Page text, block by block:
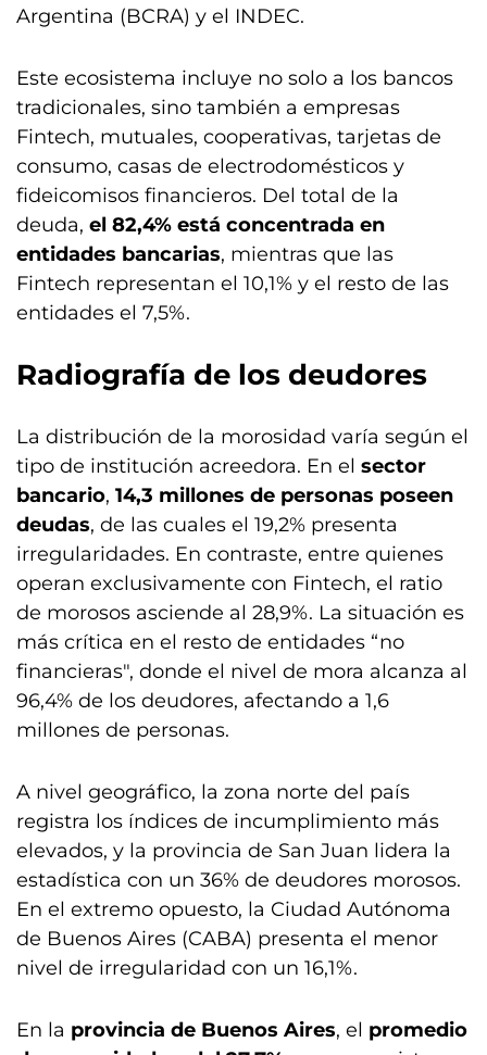
Argentina (BCRA) y el INDEC.
Este ecosistema incluye no solo a los bancos
tradicionales, sino también a empresas
Fintech, mutuales, cooperativas, tarjetas de
consumo, casas de electrodomésticos y
fideicomisos financieros. Del total de la
deuda, el 82,4% está concentrada en
entidades bancarias, mientras que las
Fintech representan el 10,1% y el resto de las
entidades el 7,5%.
Radiografía de los deudores
La distribución de la morosidad varía según el
tipo de institución acreedora. En el sector
bancario, 14,3 millones de personas poseen
deudas, de las cuales el 19,2% presenta
irregularidades. En contraste, entre quienes
operan exclusivamente con Fintech, el ratio
de morosos asciende al 28,9%. La situación es
más crítica en el resto de entidades “no
financieras", donde el nivel de mora alcanza al
96,4% de los deudores, afectando a 1,6
millones de personas.
A nivel geográfico, la zona norte del país
registra los índices de incumplimiento más
elevados, y la provincia de San Juan lidera la
estadística con un 36% de deudores morosos.
En el extremo opuesto, la Ciudad Autónoma
de Buenos Aires (CABA) presenta el menor
nivel de irregularidad con un 16,1%.
En la provincia de Buenos Aires, el promedio